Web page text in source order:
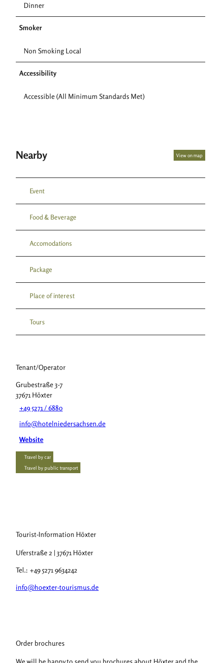
Dinner
Smoker
Non Smoking Local
Accessibility
Accessible (All Minimum Standards Met)
Nearby View on map
Event
Food & Beverage
Accomodations
Package
Place of interest
Tours
Tenant/Operator
Grubestraße 3-7
37671 Höxter
+49 5271 / 6880
info@hotelniedersachsen.de
Website
Travel by car
Travel by public transport
Tourist-Information Höxter
Uferstraße 2 | 37671 Höxter
Tel.: +49 5271 9634242
info@hoexter-tourismus.de
Order brochures
We will be happy to send you brochures about Höxter and the